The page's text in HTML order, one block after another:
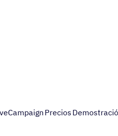
Precios